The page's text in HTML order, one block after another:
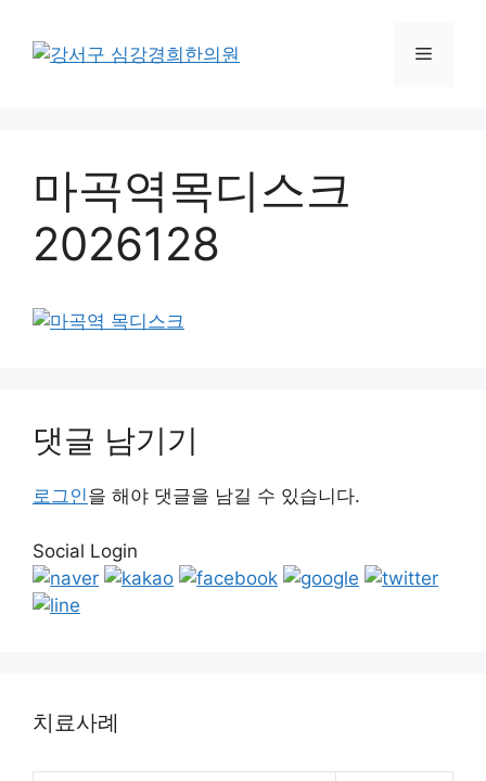
메
마곡역목디스크
2026128
댓글 남기기
로그인을 해야 댓글을 남길 수 있습니다.
Social Login
치료사례